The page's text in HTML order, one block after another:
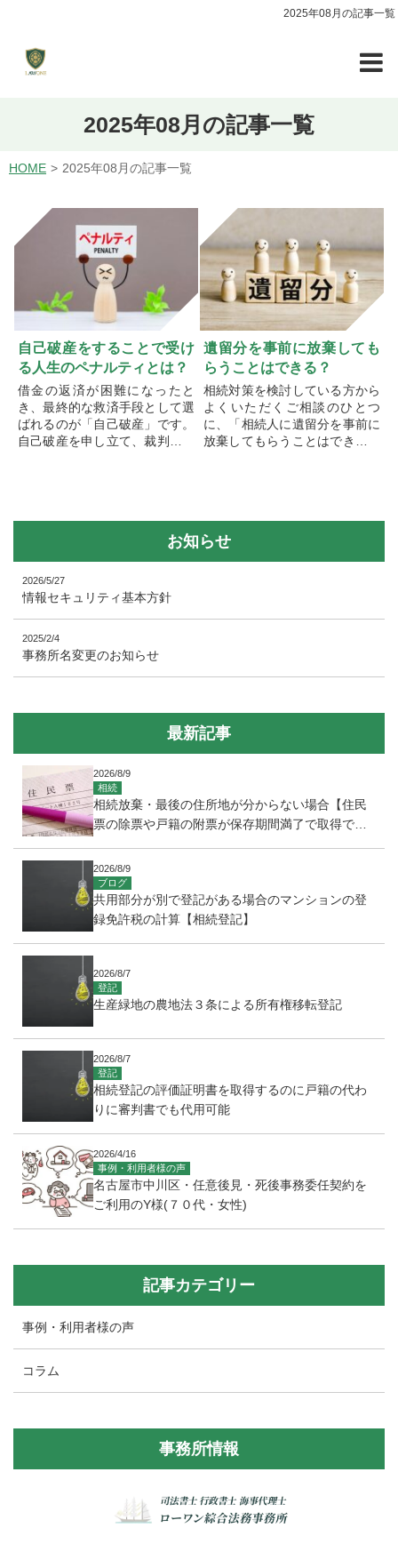
2025年08月の記事一覧
2025年08月の記事一覧
HOME 2025年08月の記事一覧
自己破産をすることで受け
る人生のペナルティとは？
借金の返済が困難になったと
き、最終的な救済手段として選
ばれるのが「自己破産」です。
自己破産を申し立て、裁判所か
遺留分を事前に放棄しても
らうことはできる？
相続対策を検討している方から
よくいただくご相談のひとつ
に、「相続人に遺留分を事前に
放棄してもらうことはできない
お知らせ
2026/5/27
情報セキュリティ基本方針
2025/2/4
事務所名変更のお知らせ
最新記事
2026/8/9
相続
相続放棄・最後の住所地が分からない場合【住民
票の除票や戸籍の附票が保存期間満了で取得でき
2026/8/9
ブログ
共用部分が別で登記がある場合のマンションの登
録免許税の計算【相続登記】
2026/8/7
登記
生産緑地の農地法３条による所有権移転登記
2026/8/7
登記
相続登記の評価証明書を取得するのに戸籍の代わ
りに審判書でも代用可能
2026/4/16
事例・利用者様の声
名古屋市中川区・任意後見・死後事務委任契約を
ご利用のY様(７０代・女性)
記事カテゴリー
事例・利用者様の声
コラム
事務所情報